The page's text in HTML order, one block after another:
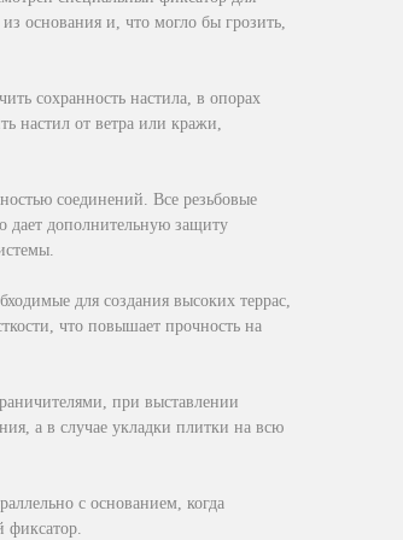
основания и, что могло бы грозить,
сохранность настила, в опорах
настил от ветра или кражи,
соединений. Все резьбовые
дополнительную защиту
для создания высоких террас,
что повышает прочность на
при выставлении
а в случае укладки плитки на всю
с основанием, когда
фиксатор.